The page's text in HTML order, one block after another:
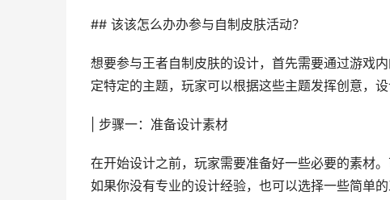
## 该该怎么办办参与自制皮肤活动？
想要参与王者自制皮肤的设计，首先需要通过游戏
定特定的主题，玩家可以根据这些主题发挥创意，设
| 步骤一：准备设计素材
在开始设计之前，玩家需要准备好一些必要的素材
如果你没有专业的设计经验，也可以选择一些简单